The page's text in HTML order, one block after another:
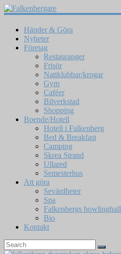
Händer & Göra
Nyheter
Företag
Restauranger
Frisör
Nattklubbar/krogar
Gym
Caféer
Bilverkstad
Shopping
Boende/Hotell
Hotell i Falkenberg
Bed & Breakfast
Camping
Skrea Strand
Ullared
Semesterhus
Att göra
Sevärdheter
Spa
Falkenbergs bowlinghall
Bio
Kontakt